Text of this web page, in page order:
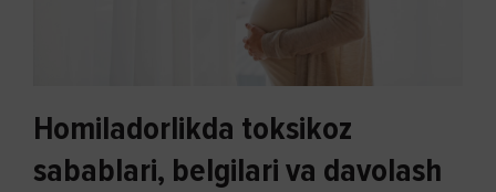
Homiladorlikda toksikoz
sabablari, belgilari va davolash